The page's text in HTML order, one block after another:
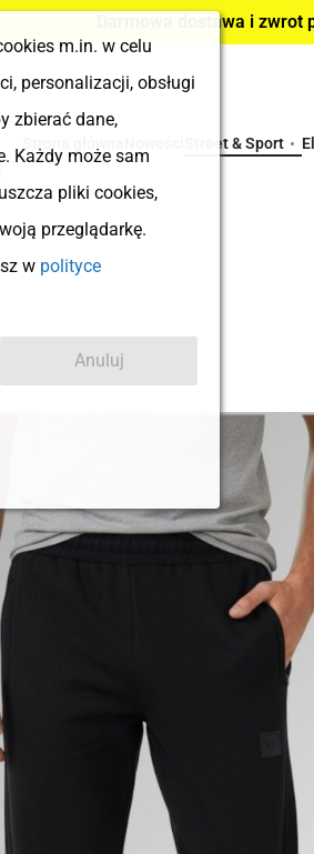
Darmowa dostawa i
Street & Sport
m.in. w celu
personalizacji, obsługi
zbierać dane,
Każdy może sam
pliki cookies,
przeglądarkę.
w polityce
Anuluj